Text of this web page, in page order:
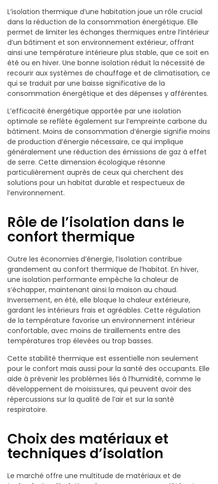
L’isolation thermique d’une habitation joue un rôle crucial
dans la réduction de la consommation énergétique. Elle
permet de limiter les échanges thermiques entre l’intérieur
d’un bâtiment et son environnement extérieur, offrant
ainsi une température intérieure plus stable, que ce soit en
été ou en hiver. Une bonne isolation réduit la nécessité de
recourir aux systèmes de chauffage et de climatisation, ce
qui se traduit par une baisse significative de la
consommation énergétique et des dépenses y afférentes.
L’efficacité énergétique apportée par une isolation
optimale se reflète également sur l’empreinte carbone du
bâtiment. Moins de consommation d’énergie signifie moins
de production d’énergie nécessaire, ce qui implique
généralement une réduction des émissions de gaz à effet
de serre. Cette dimension écologique résonne
particulièrement auprès de ceux qui cherchent des
solutions pour un habitat durable et respectueux de
l’environnement.
Rôle de l’isolation dans le
confort thermique
Outre les économies d’énergie, l’isolation contribue
grandement au confort thermique de l’habitat. En hiver,
une isolation performante empêche la chaleur de
s’échapper, maintenant ainsi la maison au chaud.
Inversement, en été, elle bloque la chaleur extérieure,
gardant les intérieurs frais et agréables. Cette régulation
de la température favorise un environnement intérieur
confortable, avec moins de tiraillements entre des
températures trop élevées ou trop basses.
Cette stabilité thermique est essentielle non seulement
pour le confort mais aussi pour la santé des occupants. Elle
aide à prévenir les problèmes liés à l’humidité, comme le
développement de moisissures, qui peuvent avoir des
répercussions sur la qualité de l’air et sur la santé
respiratoire.
Choix des matériaux et
techniques d’isolation
Le marché offre une multitude de matériaux et de